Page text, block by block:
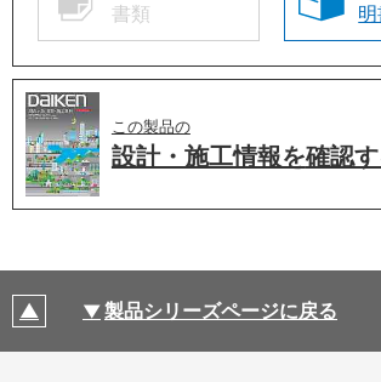
書類
この製品の
設計・施工情報を確認
製品シリーズページに戻る